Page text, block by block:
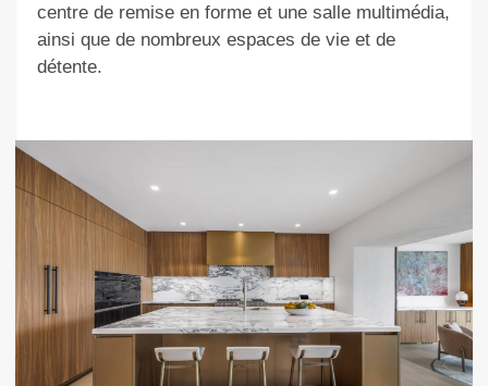
centre de remise en forme et une salle multimédia,
ainsi que de nombreux espaces de vie et de
détente.